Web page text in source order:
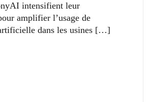
intensifient leur
amplifier l’usage de
dans les usines